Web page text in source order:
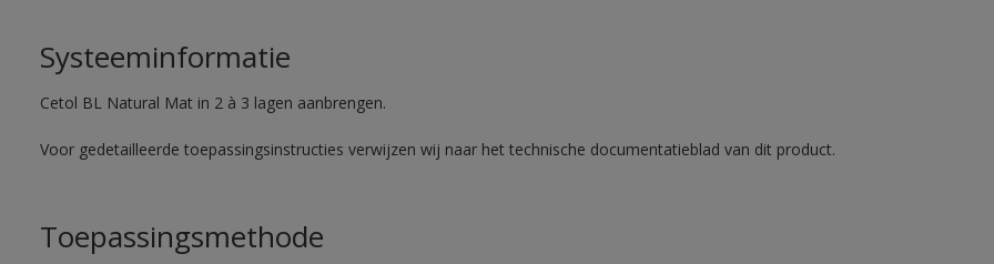
Systeeminformatie
Cetol BL Natural Mat in 2 à 3 lagen aanbrengen.
Voor gedetailleerde toepassingsinstructies verwijzen wij naar het technische documentatieblad van dit product.
Toepassingsmethode